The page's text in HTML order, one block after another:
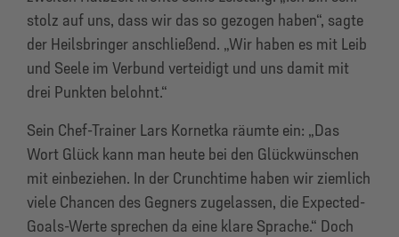
stolz auf uns, dass wir das so gezogen haben“, sagte
der Heilsbringer anschließend. „Wir haben es mit Leib
und Seele im Verbund verteidigt und uns damit mit
drei Punkten belohnt.“
Sein Chef-Trainer Lars Kornetka räumte ein: „Das
Wort Glück kann man heute bei den Glückwünschen
mit einbeziehen. In der Crunchtime haben wir ziemlich
viele Chancen des Gegners zugelassen, die Expected-
Goals-Werte sprechen da eine klare Sprache.“ Doch